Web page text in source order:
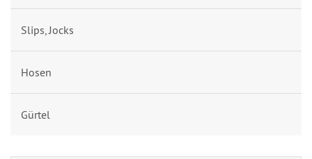
Slips, Jocks
Hosen
Gürtel